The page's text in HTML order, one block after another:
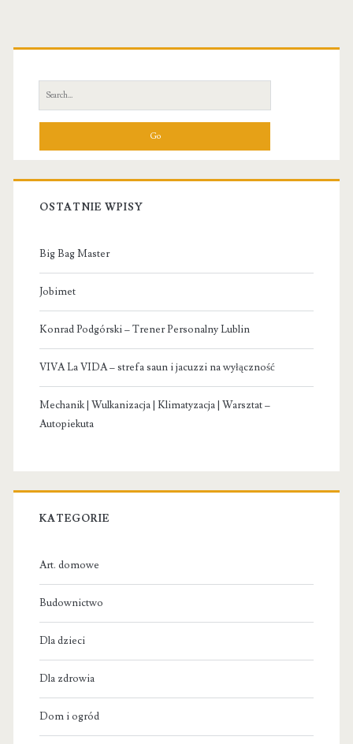
Primary
Sidebar
Search
for:
OSTATNIE WPISY
Big Bag Master
Jobimet
Konrad Podgórski – Trener Personalny Lublin
VIVA La VIDA – strefa saun i jacuzzi na wyłączność
Mechanik | Wulkanizacja | Klimatyzacja | Warsztat –
Autopiekuta
KATEGORIE
Art. domowe
Budownictwo
Dla dzieci
Dla zdrowia
Dom i ogród